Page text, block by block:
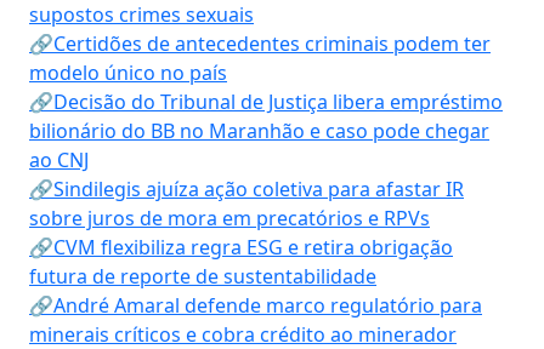
supostos crimes sexuais
🔗Certidões de antecedentes criminais podem ter
modelo único no país
🔗Decisão do Tribunal de Justiça libera empréstimo
bilionário do BB no Maranhão e caso pode chegar
ao CNJ
🔗Sindilegis ajuíza ação coletiva para afastar IR
sobre juros de mora em precatórios e RPVs
🔗CVM flexibiliza regra ESG e retira obrigação
futura de reporte de sustentabilidade
🔗André Amaral defende marco regulatório para
minerais críticos e cobra crédito ao minerador